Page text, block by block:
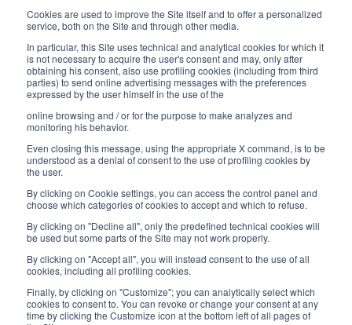
Cookies are used to improve the Site itself and to offer a personalized
service, both on the Site and through other media.
In particular, this Site uses technical and analytical cookies for which it
is not necessary to acquire the user's consent and may, only after
obtaining his consent, also use profiling cookies (including from third
parties) to send online advertising messages with the preferences
expressed by the user himself in the use of the
online browsing and / or for the purpose to make analyzes and
monitoring his behavior.
Even closing this message, using the appropriate X command, is to be
understood as a denial of consent to the use of profiling cookies by
the user.
By clicking on Cookie settings, you can access the control panel and
choose which categories of cookies to accept and which to refuse.
By clicking on "Decline all", only the predefined technical cookies will
be used but some parts of the Site may not work properly.
By clicking on "Accept all", you will instead consent to the use of all
cookies, including all profiling cookies.
Finally, by clicking on "Customize"; you can analytically select which
cookies to consent to. You can revoke or change your consent at any
time by clicking the Customize icon at the bottom left of all pages of
8:30-12:00 a.m. - 1:30-5:00 p.m.
LINK UTILI
Iscriviti alla newsletter
Lavora con noi
Gli imballi di Interfluid
Progetto di trasformazione digitale
RIMANI AGGIORNATO